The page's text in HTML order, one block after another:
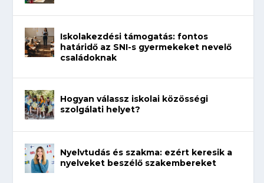
Iskolakezdési támogatás: fontos
határidő az SNI-s gyermekeket nevelő
családoknak
Hogyan válassz iskolai közösségi
szolgálati helyet?
Nyelvtudás és szakma: ezért keresik a
nyelveket beszélő szakembereket